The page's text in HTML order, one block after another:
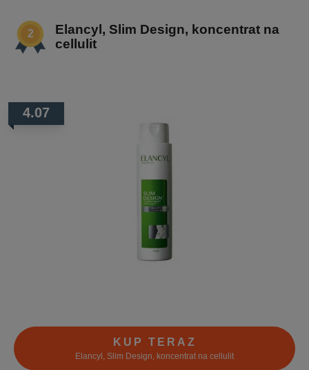
Elancyl, Slim Design, koncentrat na
cellulit
4.07
KUP TERAZ
Elancyl, Slim Design, koncentrat na cellulit